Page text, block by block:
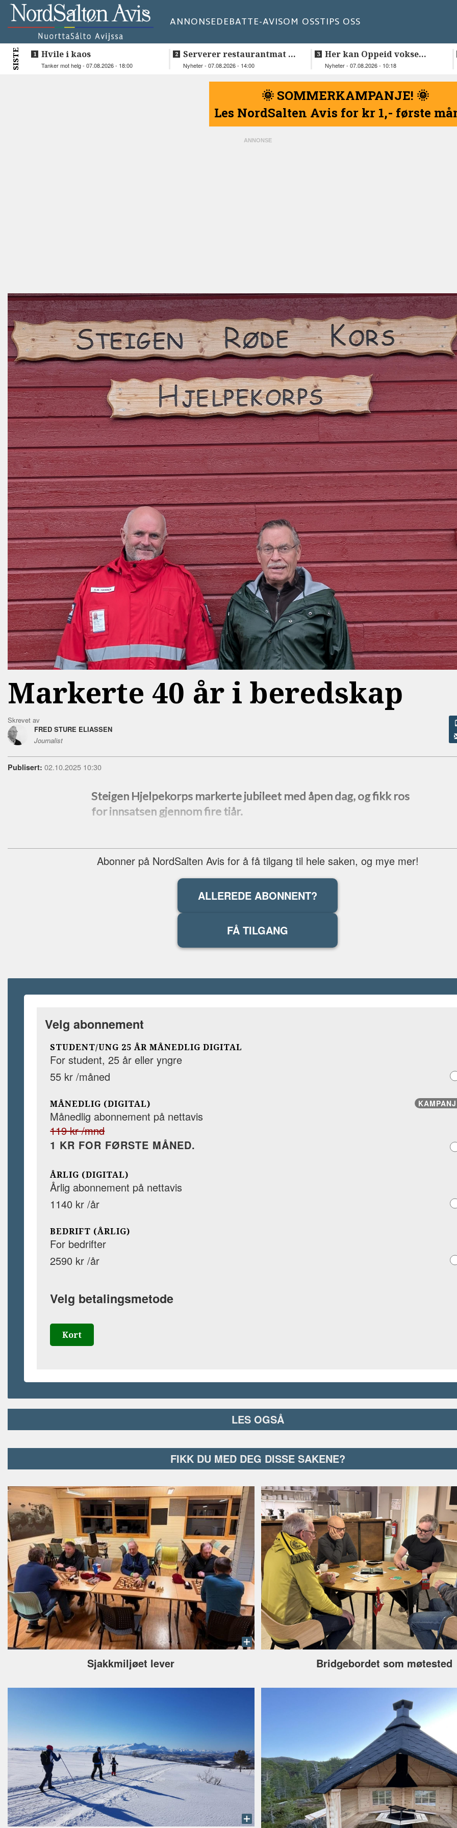
ANNONSEDEBATTE-AVISOM OSSTIPS OSS
SISTE Hvile i kaos
Tanker mot helg - 07.08.2026 - 18:00
Serverer restaurantmat til
beboerne
Nyheter - 07.08.2026 - 14:00
Her kan Oppeid vokse
videre
Nyheter - 07.08.2026 - 10:18
🌞 SOMMERKAMPANJE! 🌞
Les NordSalten Avis for kr 1,- første
Markerte 40 år i beredskap
Skrevet av
FRED STURE ELIASSEN
Journalist
Publisert: 02.10.2025 10:30
Steigen Hjelpekorps markerte jubileet med åpen dag, og fikk ros
for innsatsen gjennom fire tiår.
Abonner på NordSalten Avis for å få tilgang til hele saken, og mye mer!
ALLEREDE ABONNENT?
FÅ TILGANG
Velg abonnement
STUDENT/UNG 25 ÅR MÅNEDLIG DIGITAL
For student, 25 år eller yngre
55 kr /måned
MÅNEDLIG (DIGITAL)
Månedlig abonnement på nettavis
119 kr /mnd
1 KR FOR FØRSTE MÅNED.
ÅRLIG (DIGITAL)
Årlig abonnement på nettavis
1140 kr /år
BEDRIFT (ÅRLIG)
For bedrifter
2590 kr /år
Velg betalingsmetode
Kort
LES OGSÅ
FIKK DU MED DEG DISSE SAKENE?
Sjakkmiljøet lever Bridgebordet som møtested